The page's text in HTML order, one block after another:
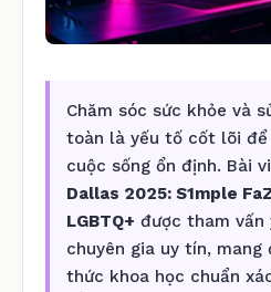
Chăm sóc sức khỏe và
toàn là yếu tố cốt lõi
cuộc sống ổn định. Bài
Dallas 2025: S1mple
LGBTQ+ được tham vấn
chuyên gia uy tín, mang
thức khoa học chuẩn